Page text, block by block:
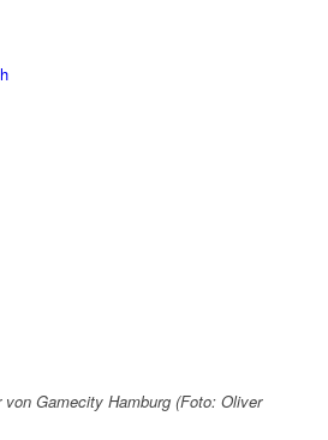
Gamecity Hamburg (Foto: Oliver